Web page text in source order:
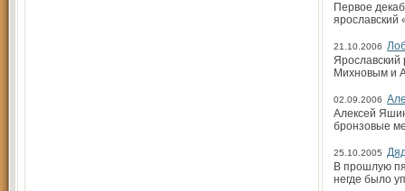
Первое
ярославский
21.10.2006
Ярославский
Михновым и
02.09.2006
Алексей
бронзовые
25.10.2005
В прошлую
негде было